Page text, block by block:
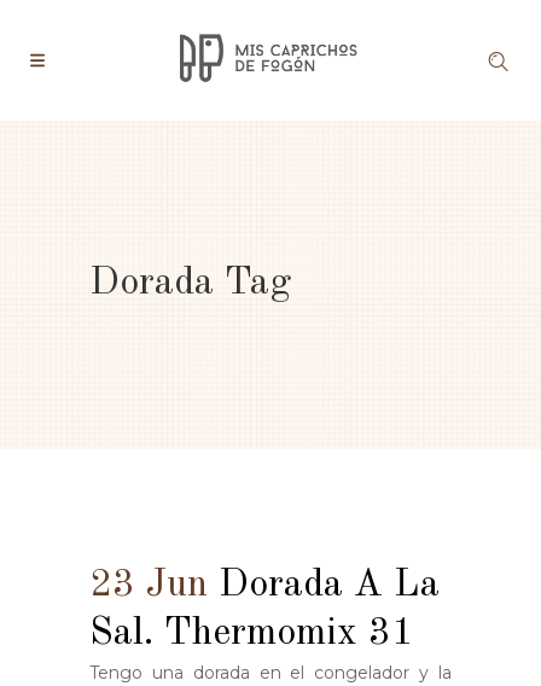
Dorada Tag
23 Jun Dorada A La
Sal. Thermomix 31
Tengo una dorada en el congelador y la